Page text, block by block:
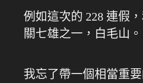
例如這次的 228 連假
關七雄之一，白毛山。
我忘了帶一個相當重